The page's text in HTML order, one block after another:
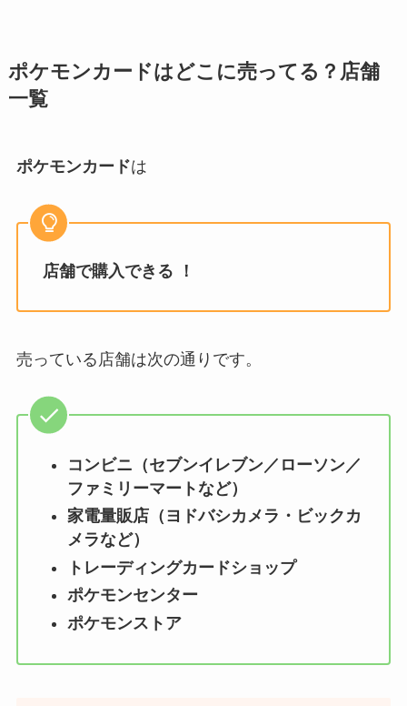
ポケモンカードはどこに売ってる？店舗
一覧
ポケモンカードは
店舗で購入できる ！
売っている店舗は次の通りです。
コンビニ（セブンイレブン／ローソン／
ファミリーマートなど）
家電量販店（ヨドバシカメラ・ビックカ
メラなど）
トレーディングカードショップ
ポケモンセンター
ポケモンストア